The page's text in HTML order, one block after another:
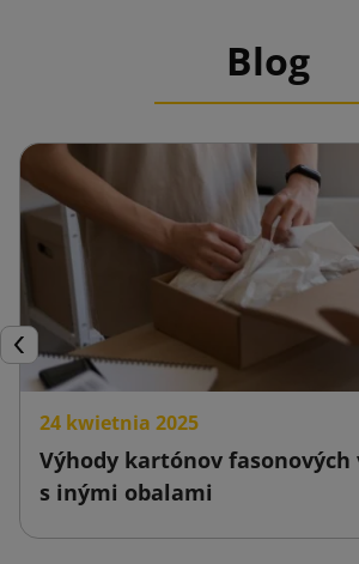
Blog
Späť
24 kwietnia 2025
Výhody kartónov
s inými obalami